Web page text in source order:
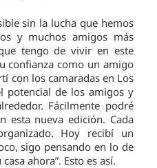
sin la lucha que hemos
y muchos amigos más
tengo de vivir en este
confianza como un amigo
con los camaradas en Los
potencial de los amigos y
Fácilmente podré
esta nueva edición. Cada
Hoy recibí un
sigo pensando en lo de
ahora”. Esto es así.